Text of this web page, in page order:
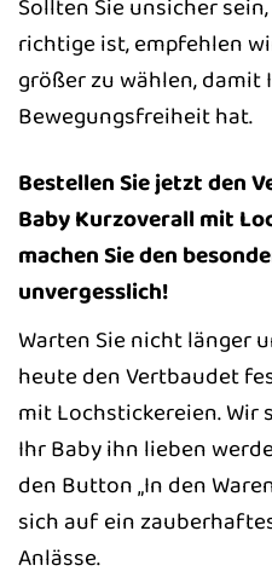
Sollten Sie unsicher
richtige ist, empfehlen
größer zu wählen, damit
Bewegungsfreiheit hat.
Bestellen Sie jetzt den
Baby Kurzoverall mit
machen Sie den
unvergesslich!
Warten Sie nicht länger
heute den Vertbaudet
mit Lochstickereien. Wir
Ihr Baby ihn lieben
den Button „In den
sich auf ein
Anlässe.